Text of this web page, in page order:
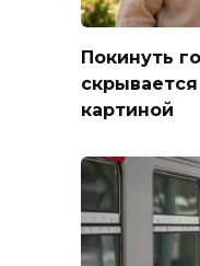
Покинуть
картиной